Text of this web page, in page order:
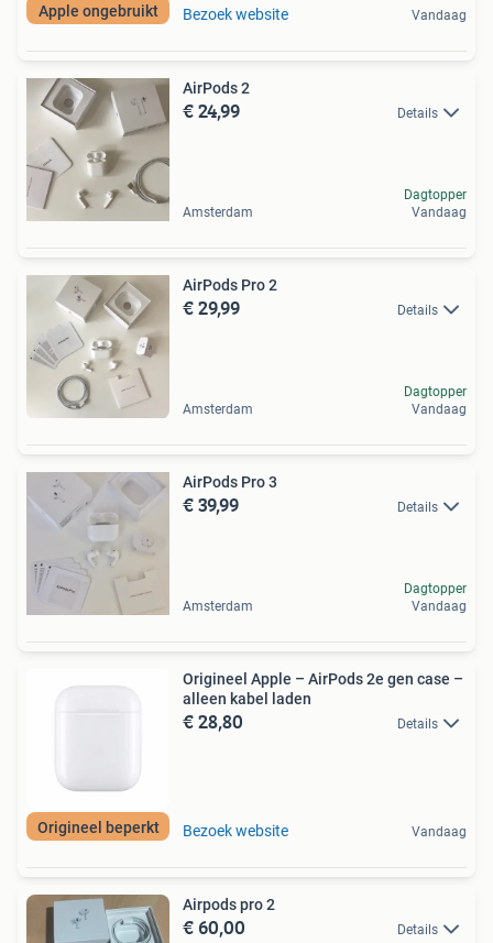
Apple ongebruikt Bezoek website Vandaag
AirPods 2
€ 24,99 Details
Amsterdam
Dagtopper
Vandaag
AirPods Pro 2
€ 29,99 Details
Amsterdam
Dagtopper
Vandaag
AirPods Pro 3
€ 39,99 Details
Amsterdam
Dagtopper
Vandaag
Origineel beperkt
Origineel Apple – AirPods 2e gen case –
alleen kabel laden
€ 28,80 Details
Bezoek website Vandaag
Airpods pro 2
€ 60,00 Details